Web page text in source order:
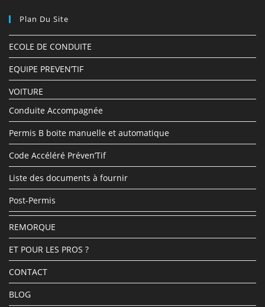
Plan Du Site
ECOLE DE CONDUITE
EQUIPE PREVEN’TIF
VOITURE
Conduite Accompagnée
Permis B boite manuelle et automatique
Code Accéléré Préven’Tif
Liste des documents à fournir
Post-Permis
REMORQUE
ET POUR LES PROS ?
CONTACT
BLOG